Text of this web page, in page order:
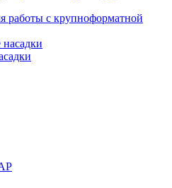
работы с крупноформатной